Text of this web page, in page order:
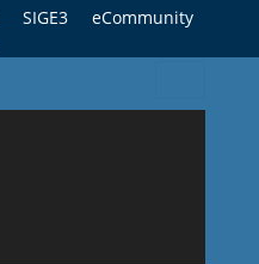
SIGE3 eCommunity
for: